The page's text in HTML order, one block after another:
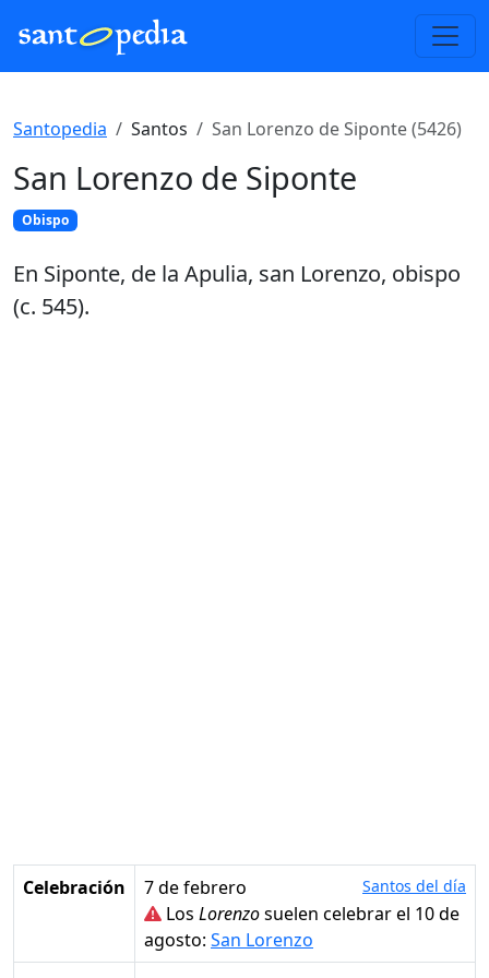
Santopedia Santos San Lorenzo de Siponte (5426)
San Lorenzo de Siponte
Obispo
En Siponte, de la Apulia, san Lorenzo, obispo
(c. 545).
Celebración 7 de febrero Santos del día
Los Lorenzosuelen celebrar el 10 de
agosto: San Lorenzo